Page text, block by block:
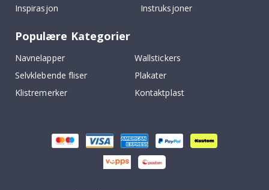
Inspirasjon
Instruksjoner
Populære Kategorier
Navnelapper
Wallstickers
Selvklebende fliser
Plakater
Klistremerker
Kontaktplast